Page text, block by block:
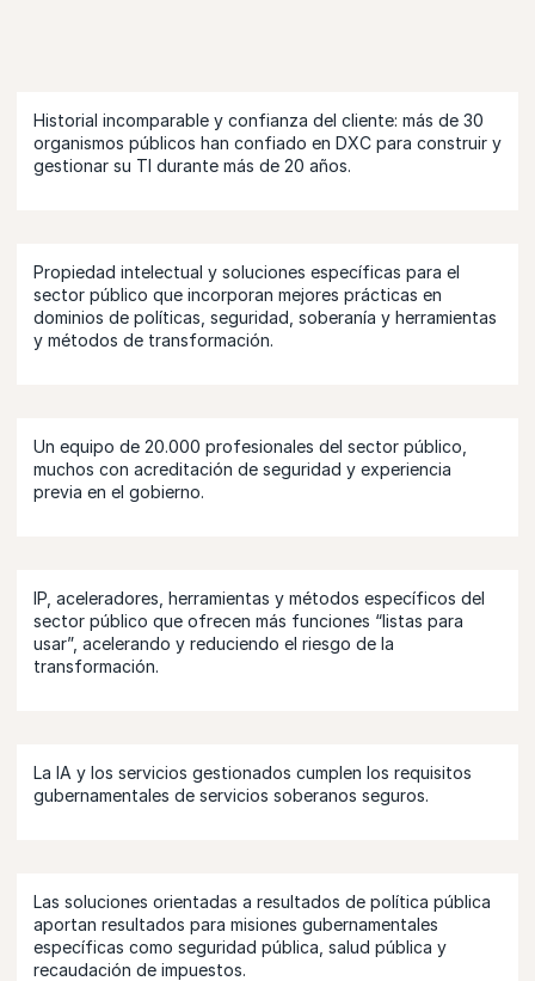
Historial incomparable y confianza del cliente: más de 30
organismos públicos han confiado en DXC para construir y
gestionar su TI durante más de 20 años.
Propiedad intelectual y soluciones específicas para el
sector público que incorporan mejores prácticas en
dominios de políticas, seguridad, soberanía y herramientas
y métodos de transformación.
Un equipo de 20.000 profesionales del sector público,
muchos con acreditación de seguridad y experiencia
previa en el gobierno.
IP, aceleradores, herramientas y métodos específicos del
sector público que ofrecen más funciones “listas para
usar”, acelerando y reduciendo el riesgo de la
transformación.
La IA y los servicios gestionados cumplen los requisitos
gubernamentales de servicios soberanos seguros.
Las soluciones orientadas a resultados de política pública
aportan resultados para misiones gubernamentales
específicas como seguridad pública, salud pública y
recaudación de impuestos.